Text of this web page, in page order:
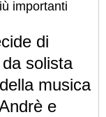
importanti
di
solista
musica
e